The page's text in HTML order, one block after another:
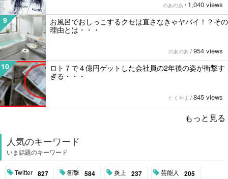
のあのあ / 1,040 views
9
お風呂でおしっこするクセは直さなきゃヤバイ！？その
理由とは・・・
のあのあ / 954 views
10
ロト７で４億円ゲットした会社員の2年後の姿が衝撃す
ぎる・・・
たくやま / 845 views
もっと見る
人気のキーワード
いま話題のキーワード
Twitter 827 衝撃 584 炎上 237 芸能人 205